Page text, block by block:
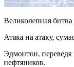
Великолепная
Атака на атаку,
Эдмонтон,
нефтяников.